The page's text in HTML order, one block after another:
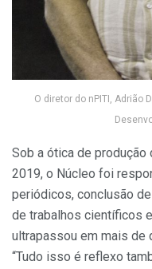
O diretor do nPITI, Adrião
Sob a ótica de
2019, o Núcleo foi
periódicos, conclusão
de trabalhos científicos
ultrapassou em mais de
“Tudo isso é reflexo